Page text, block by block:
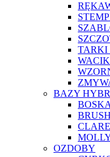
TARKI
BAZY
OZDOBY